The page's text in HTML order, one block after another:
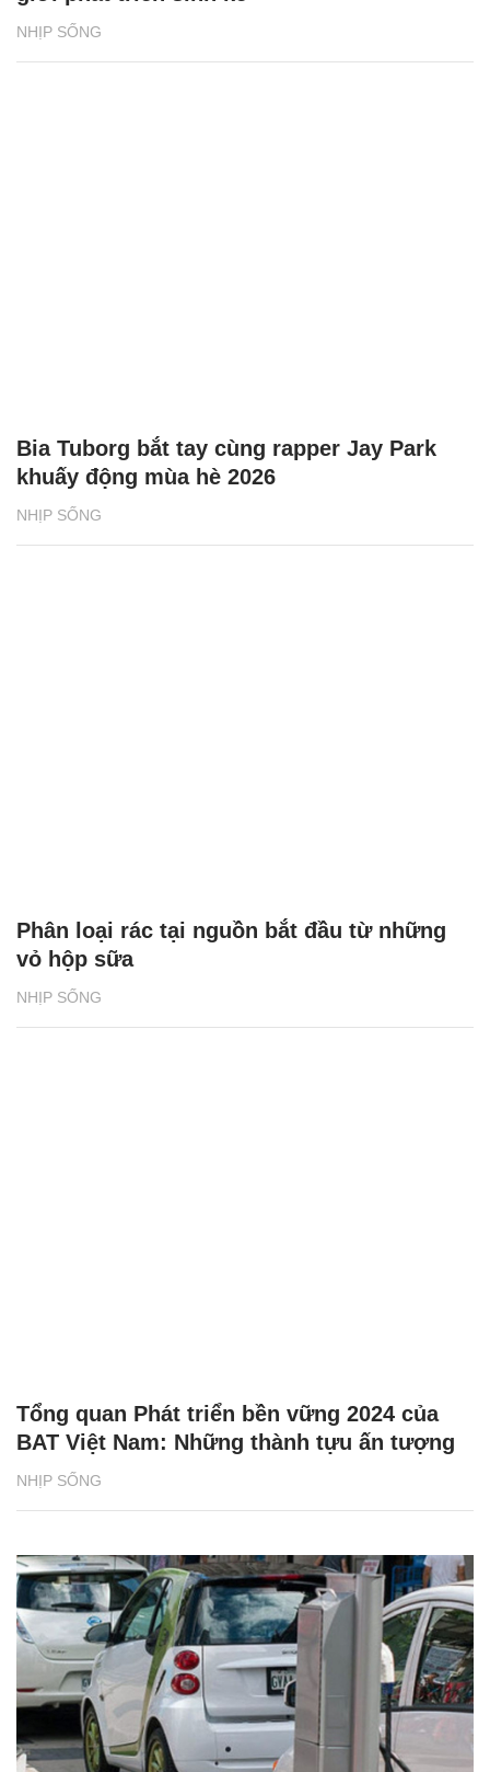
NHỊP SỐNG
NHỊP SỐNG
Bia Tuborg bắt tay cùng rapper Jay Park
khuấy động mùa hè 2026
NHỊP SỐNG
Phân loại rác tại nguồn bắt đầu từ những
vỏ hộp sữa
NHỊP SỐNG
Tổng quan Phát triển bền vững 2024 của
BAT Việt Nam: Những thành tựu ấn tượng